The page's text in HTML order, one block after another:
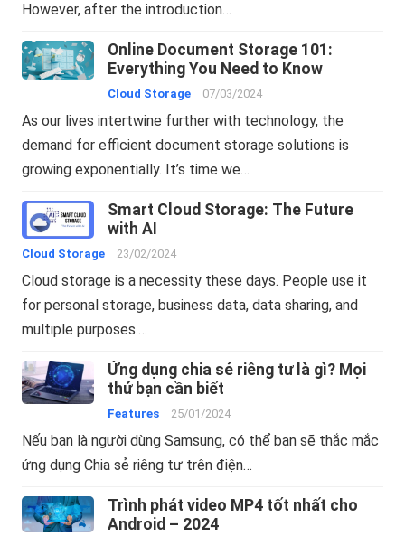
However, after the introduction…
Online Document Storage 101:
Everything You Need to Know
Cloud Storage 07/03/2024
As our lives intertwine further with technology, the
demand for efficient document storage solutions is
growing exponentially. It’s time we…
Smart Cloud Storage: The Future
with AI
Cloud Storage 23/02/2024
Cloud storage is a necessity these days. People use it
for personal storage, business data, data sharing, and
multiple purposes.…
Ứng dụng chia sẻ riêng tư là gì? Mọi
thứ bạn cần biết
Features 25/01/2024
Nếu bạn là người dùng Samsung, có thể bạn sẽ thắc mắc
ứng dụng Chia sẻ riêng tư trên điện…
Trình phát video MP4 tốt nhất cho
Android – 2024